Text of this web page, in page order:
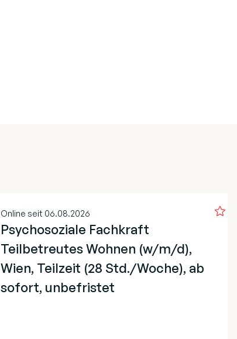
Online seit 06.08.2026
Psychosoziale Fachkraft
Teilbetreutes Wohnen (w/m/d),
Wien, Teilzeit (28 Std./Woche), ab
sofort, unbefristet